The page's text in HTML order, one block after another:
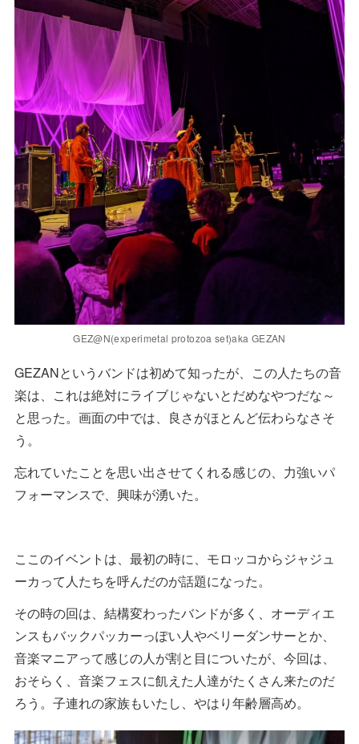
GEZ@N(experimetal protozoa set)aka GEZAN
GEZANというバンドは初めて知ったが、この人たちの音
楽は、これは絶対にライブじゃないとだめなやつだな～
と思った。画面の中では、良さがほとんど伝わらなさそ
う。
忘れていたことを思い出させてくれる感じの、力強いパ
フォーマンスで、興味が湧いた。
ここのイベントは、最初の時に、モロッコからジャジュ
ーカって人たちを呼んだのが話題になった。
その時の回は、結構変わったバンドが多く、オーディエ
ンスもバックパッカーっぽい人やベリーダンサーとか、
音楽マニアって感じの人が割と目についたが、今回は、
おそらく、音楽フェスに飢えた人達がたくさん来たのだ
ろう。子連れの家族もいたし、やはり年齢層高め。